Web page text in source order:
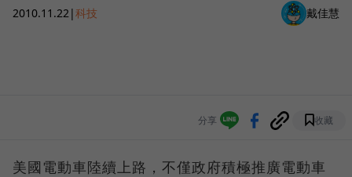
2010.11.22|科技 戴佳慧
分享 收藏
美國電動車陸續上路，不僅政府積極推廣電動車